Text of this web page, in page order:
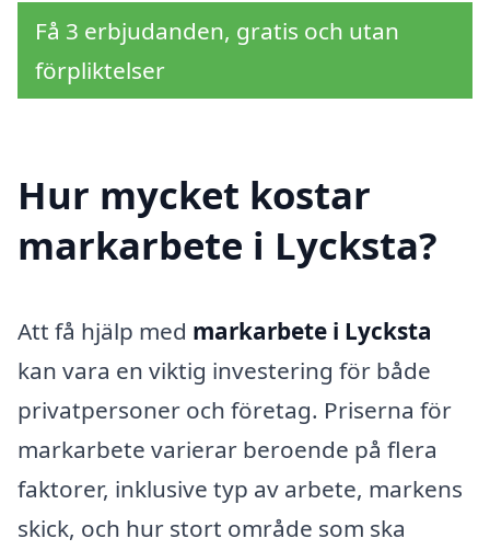
Få 3 erbjudanden, gratis och utan
förpliktelser
Hur mycket kostar
markarbete i Lycksta?
Att få hjälp med markarbete i Lycksta
kan vara en viktig investering för både
privatpersoner och företag. Priserna för
markarbete varierar beroende på flera
faktorer, inklusive typ av arbete, markens
skick, och hur stort område som ska